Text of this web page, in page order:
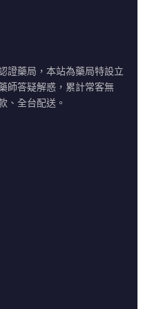
證藥局，本站為藥局特設立
師答疑解惑，累計常客無
、全台配送。